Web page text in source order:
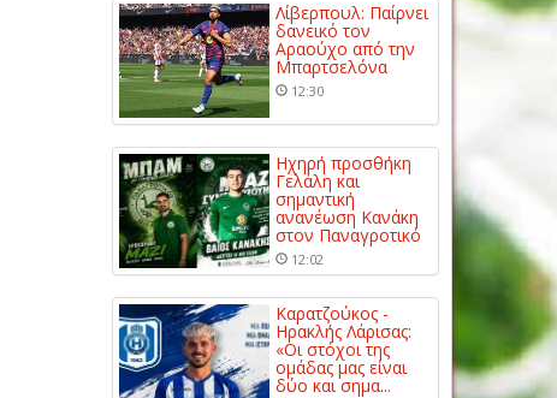
Λίβερπουλ: Παίρνει
δανεικό τον
Αραούχο από την
Μπαρτσελόνα
12:30
Ηχηρή προσθήκη
Γελάλη και
σημαντική
ανανέωση Κανάκη
στον Παναγροτικό
12:02
Καρατζούκος -
Ηρακλής Λάρισας:
«Οι στόχοι της
ομάδας μας είναι
δύο και σημα...